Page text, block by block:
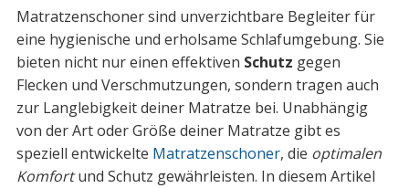
Matratzenschoner sind unverzichtbare Begleiter für
eine hygienische und erholsame Schlafumgebung. Sie
bieten nicht nur einen effektiven Schutz gegen
Flecken und Verschmutzungen, sondern tragen auch
zur Langlebigkeit deiner Matratze bei. Unabhängig
von der Art oder Größe deiner Matratze gibt es
speziell entwickelte Matratzenschoner, die optimalen
Komfortund Schutz gewährleisten. In diesem Artikel